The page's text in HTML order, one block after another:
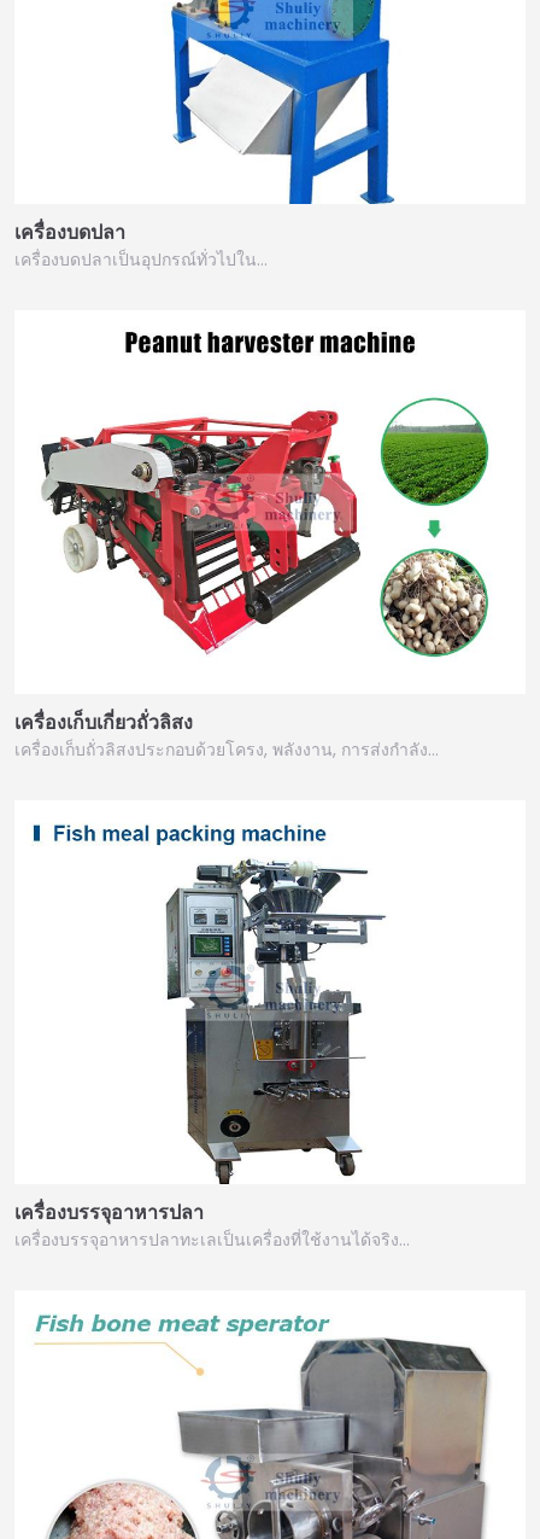
เครื่องบดปลา
เครื่องบดปลาเป็นอุปกรณ์ทั่วไปใน…
เครื่องเก็บเกี่ยวถั่วลิสง
เครื่องเก็บถั่วลิสงประกอบด้วยโครง, พลังงาน, การส่งกำลัง…
เครื่องบรรจุอาหารปลา
เครื่องบรรจุอาหารปลาทะเลเป็นเครื่องที่ใช้งานได้จริง…